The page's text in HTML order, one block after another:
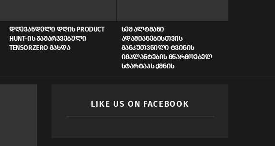
ᲓᲦᲔᲕᲐᲜᲓᲔᲚᲘ ᲓᲦᲘᲡ PRODUCT
HUNT-ᲘᲡ ᲒᲐᲛᲐᲠᲯᲕᲔᲑᲣᲚᲘ
TENSORZERO ᲒᲐᲮᲓᲐ
ᲡᲔᲛ ᲐᲚᲢᲛᲐᲜᲘ
ᲐᲓᲐᲛᲘᲐᲜᲔᲑᲘᲡᲗᲕᲘᲡ
ᲒᲐᲜᲙᲣᲗᲕᲜᲘᲚᲘ ᲢᲕᲘᲜᲘᲡ
ᲘᲛᲞᲚᲐᲜᲢᲔᲑᲘᲡ ᲛᲬᲐᲠᲛᲝᲔᲑᲔᲚ
ᲡᲢᲐᲠᲢᲐᲞᲡ ᲥᲛᲜᲘᲡ
LIKE US ON FACEBOOK